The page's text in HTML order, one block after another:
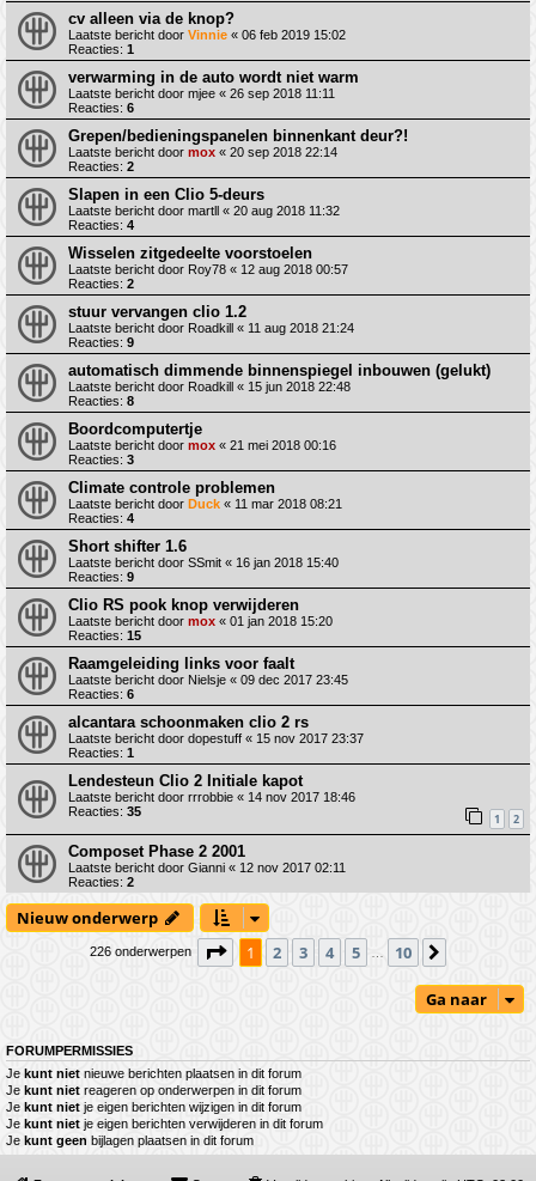
cv alleen via de knop?
Laatste bericht door Vinnie « 06 feb 2019 15:02
Reacties: 1
verwarming in de auto wordt niet warm
Laatste bericht door mjee « 26 sep 2018 11:11
Reacties: 6
Grepen/bedieningspanelen binnenkant deur?!
Laatste bericht door mox « 20 sep 2018 22:14
Reacties: 2
Slapen in een Clio 5-deurs
Laatste bericht door martll « 20 aug 2018 11:32
Reacties: 4
Wisselen zitgedeelte voorstoelen
Laatste bericht door Roy78 « 12 aug 2018 00:57
Reacties: 2
stuur vervangen clio 1.2
Laatste bericht door Roadkill « 11 aug 2018 21:24
Reacties: 9
automatisch dimmende binnenspiegel inbouwen (gelukt)
Laatste bericht door Roadkill « 15 jun 2018 22:48
Reacties: 8
Boordcomputertje
Laatste bericht door mox « 21 mei 2018 00:16
Reacties: 3
Climate controle problemen
Laatste bericht door Duck « 11 mar 2018 08:21
Reacties: 4
Short shifter 1.6
Laatste bericht door SSmit « 16 jan 2018 15:40
Reacties: 9
Clio RS pook knop verwijderen
Laatste bericht door mox « 01 jan 2018 15:20
Reacties: 15
Raamgeleiding links voor faalt
Laatste bericht door Nielsje « 09 dec 2017 23:45
Reacties: 6
alcantara schoonmaken clio 2 rs
Laatste bericht door dopestuff « 15 nov 2017 23:37
Reacties: 1
Lendesteun Clio 2 Initiale kapot
Laatste bericht door rrrobbie « 14 nov 2017 18:46
Reacties: 35 1 2
Composet Phase 2 2001
Laatste bericht door Gianni « 12 nov 2017 02:11
Reacties: 2
Nieuw onderwerp
226 onderwerpen Pagina van10
1 2 3 4 5 10
Ga naar
FORUMPERMISSIES
Je kunt niet nieuwe berichten plaatsen in dit forum
Je kunt niet reageren op onderwerpen in dit forum
Je kunt niet je eigen berichten wijzigen in dit forum
Je kunt niet je eigen berichten verwijderen in dit forum
Je kunt geen bijlagen plaatsen in dit forum